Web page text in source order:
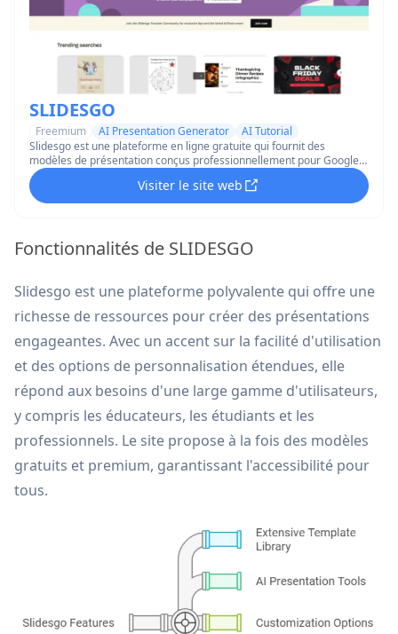
SLIDESGO
Freemium AI Presentation Generator
AI Tutorial
Slidesgo est une plateforme en ligne gratuite qui fournit des
modèles de présentation conçus professionnellement pour Google
Slides et PowerPoint avec des thèmes personnalisables, des
infographies et des outils alimentés par l'IA pour aider à créer des
présentations engageantes plus rapidement.
Visiter le site web
Fonctionnalités de SLIDESGO
Slidesgo est une plateforme polyvalente qui offre une
richesse de ressources pour créer des présentations
engageantes. Avec un accent sur la facilité d'utilisation
et des options de personnalisation étendues, elle
répond aux besoins d'une large gamme d'utilisateurs,
y compris les éducateurs, les étudiants et les
professionnels. Le site propose à la fois des modèles
gratuits et premium, garantissant l'accessibilité pour
tous.